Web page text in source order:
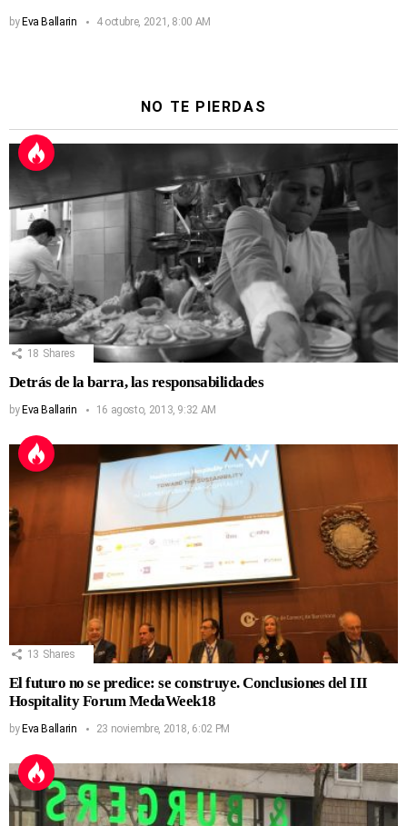
byEva Ballarin 4 octubre, 2021, 8:00 AM
NO TE PIERDAS
18 Shares
Detrás de la barra, las responsabilidades
by Eva Ballarin 16 agosto, 2013, 9:32 AM
13 Shares
El futuro no se predice: se construye. Conclusiones del III
Hospitality Forum MedaWeek18
by Eva Ballarin 23 noviembre, 2018, 6:02 PM